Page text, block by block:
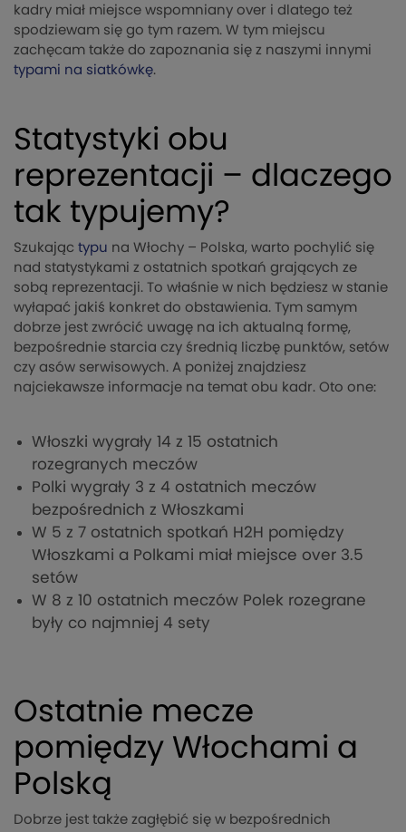
kadry miał miejsce wspomniany over i dlatego też
spodziewam się go tym razem. W tym miejscu
zachęcam także do zapoznania się z naszymi innymi
typami na siatkówkę.
Statystyki obu
reprezentacji – dlaczego
tak typujemy?
Szukając typu na Włochy – Polska, warto pochylić się
nad statystykami z ostatnich spotkań grających ze
sobą reprezentacji. To właśnie w nich będziesz w stanie
wyłapać jakiś konkret do obstawienia. Tym samym
dobrze jest zwrócić uwagę na ich aktualną formę,
bezpośrednie starcia czy średnią liczbę punktów, setów
czy asów serwisowych. A poniżej znajdziesz
najciekawsze informacje na temat obu kadr. Oto one:
Włoszki wygrały 14 z 15 ostatnich
rozegranych meczów
Polki wygrały 3 z 4 ostatnich meczów
bezpośrednich z Włoszkami
W 5 z 7 ostatnich spotkań H2H pomiędzy
Włoszkami a Polkami miał miejsce over 3.5
setów
W 8 z 10 ostatnich meczów Polek rozegrane
były co najmniej 4 sety
Ostatnie mecze
pomiędzy Włochami a
Polską
Dobrze jest także zagłębić się w bezpośrednich